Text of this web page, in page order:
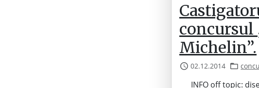
concursul
Michelin”.
02.12.2014
INFO off topic: